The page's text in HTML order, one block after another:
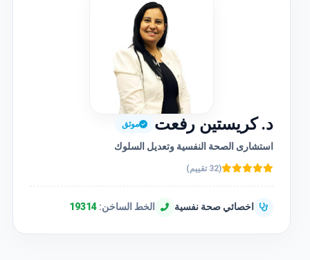
د. كريستين رفعت موثق
استشارى الصحة النفسية وتعديل السلوك
(32 تقييم)
اخصائي صحة نفسية الخط الساخن: 19314